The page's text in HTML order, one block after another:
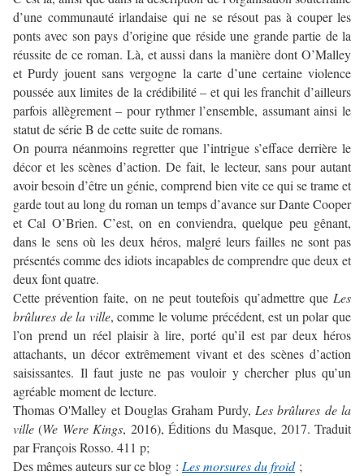
d’une communauté irlandaise qui ne se résout pas à couper les
ponts avec son pays d’origine que réside une grande partie de la
réussite de ce roman. Là, et aussi dans la manière dont O’Malley
et Purdy jouent sans vergogne la carte d’une certaine violence
poussée aux limites de la crédibilité – et qui les franchit d’ailleurs
parfois allègrement – pour rythmer l’ensemble, assumant ainsi le
statut de série B de cette suite de romans.
On pourra néanmoins regretter que l’intrigue s’efface derrière le
décor et les scènes d’action. De fait, le lecteur, sans pour autant
avoir besoin d’être un génie, comprend bien vite ce qui se trame et
garde tout au long du roman un temps d’avance sur Dante Cooper
et Cal O’Brien. C’est, on en conviendra, quelque peu gênant,
dans le sens où les deux héros, malgré leurs failles ne sont pas
présentés comme des idiots incapables de comprendre que deux et
deux font quatre.
Cette prévention faite, on ne peut toutefois qu’admettre que Les
brûlures de la ville, comme le volume précédent, est un polar que
l’on prend un réel plaisir à lire, porté qu’il est par deux héros
attachants, un décor extrêmement vivant et des scènes d’action
saisissantes. Il faut juste ne pas vouloir y chercher plus qu’un
agréable moment de lecture.
Thomas O'Malley et Douglas Graham Purdy, Les brûlures de la
ville (We Were Kings, 2016), Éditions du Masque, 2017. Traduit
par François Rosso. 411 p;
Des mêmes auteurs sur ce blog : Les morsures du froid;